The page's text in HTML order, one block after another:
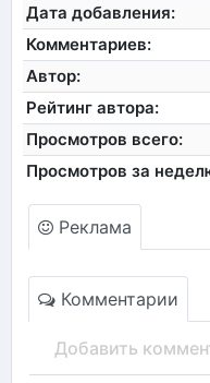
Дата добавления:
Комментариев:
Автор:
Рейтинг автора:
Просмотров всего:
Просмотров за
Реклама
Комментарии
Добавить